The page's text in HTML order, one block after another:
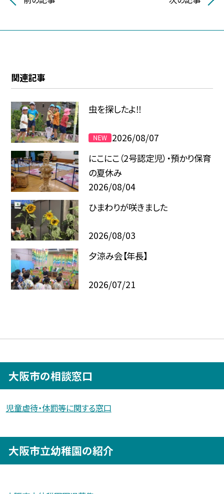
関連記事
虫を探したよ‼
2026/08/07
にこにこ（2号認定児）・預かり保育
の夏休み
2026/08/04
ひまわりが咲きました
2026/08/03
夕涼み会【年長】
2026/07/21
大阪市の相談窓口
児童虐待・体罰等に関する窓口
大阪市立幼稚園の紹介